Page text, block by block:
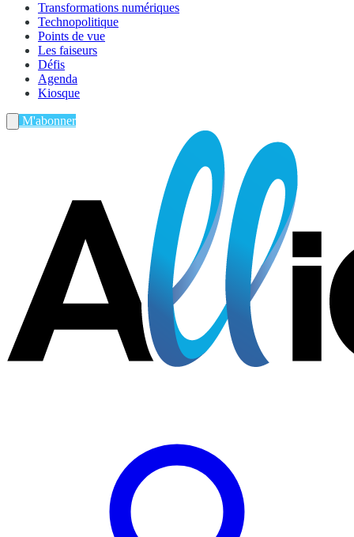
Transformations numériques
Technopolitique
Points de vue
Les faiseurs
Défis
Agenda
Kiosque
M'abonner